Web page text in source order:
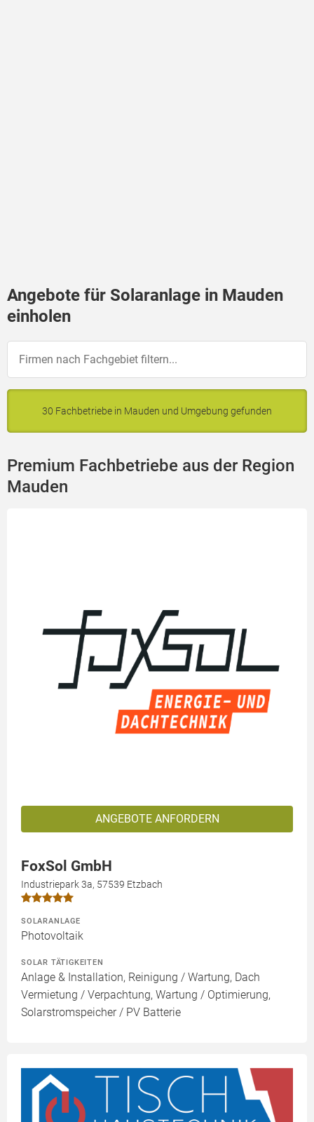
Angebote für Solaranlage in Mauden
einholen
30 Fachbetriebe in Mauden und Umgebung gefunden
Premium Fachbetriebe aus der Region
Mauden
ANGEBOTE ANFORDERN
FoxSol GmbH
Industriepark 3a, 57539 Etzbach
SOLARANLAGE
Photovoltaik
SOLAR TÄTIGKEITEN
Anlage & Installation, Reinigung / Wartung, Dach
Vermietung / Verpachtung, Wartung / Optimierung,
Solarstromspeicher / PV Batterie